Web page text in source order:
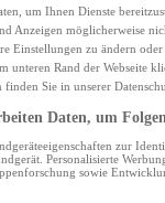
um Ihnen Dienste
Anzeigen möglicherweise
Einstellungen zu ändern
unteren Rand der Webseite
finden Sie in unserer
Daten, um
zur
Personalisierte
sowie